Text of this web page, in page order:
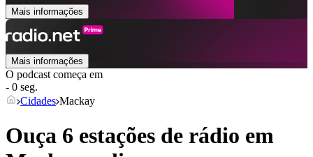
Mais informações
Mais informações
O podcast começa em
- 0 seg.
Cidades Mackay
Ouça 6 estações de rádio em